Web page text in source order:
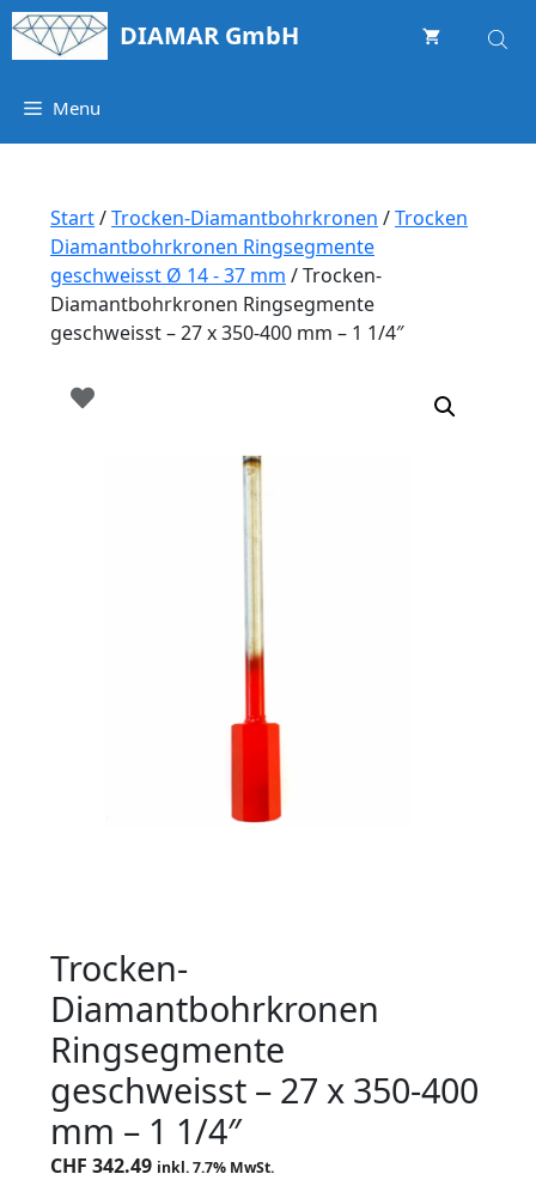
Springe
zum
DIAMAR GmbH
Menu
Start/Trocken-Diamantbohrkronen /Trocken
Diamantbohrkronen Ringsegmente
geschweisst Ø 14 - 37 mm / Trocken-
Diamantbohrkronen Ringsegmente
geschweisst – 27 x 350-400 mm – 1 1/4″
Trocken-
Diamantbohrkronen
Ringsegmente
geschweisst – 27 x 350-400
mm – 1 1/4″
CHF 342.49 inkl. 7.7% MwSt.